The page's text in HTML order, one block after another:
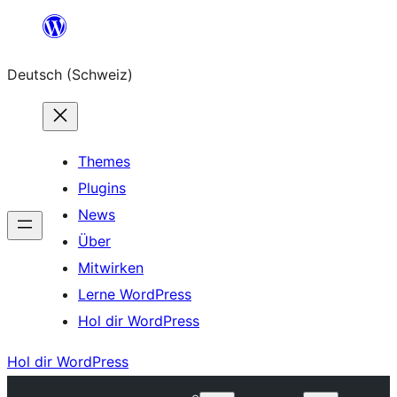
springen
Deutsch (Schweiz)
Themes
Plugins
News
Über
Mitwirken
Lerne WordPress
Hol dir WordPress
Hol dir WordPress